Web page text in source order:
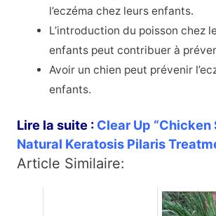
l’eczéma chez leurs enfants.
L’introduction du poisson chez
enfants peut contribuer à
Avoir un chien peut prévenir
enfants.
Lire la suite : Clear Up “Chicken
Natural Keratosis Pilaris
Article Similaire: